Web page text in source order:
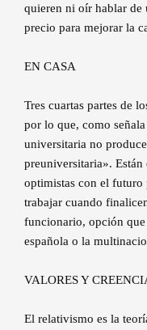
quieren ni oír hablar de
precio para mejorar la
EN CASA
Tres cuartas partes de
por lo que, como
universitaria no
preuniversitaria». Están
optimistas con el futuro
trabajar cuando
funcionario, opción que
española o la
VALORES Y
El relativismo es la